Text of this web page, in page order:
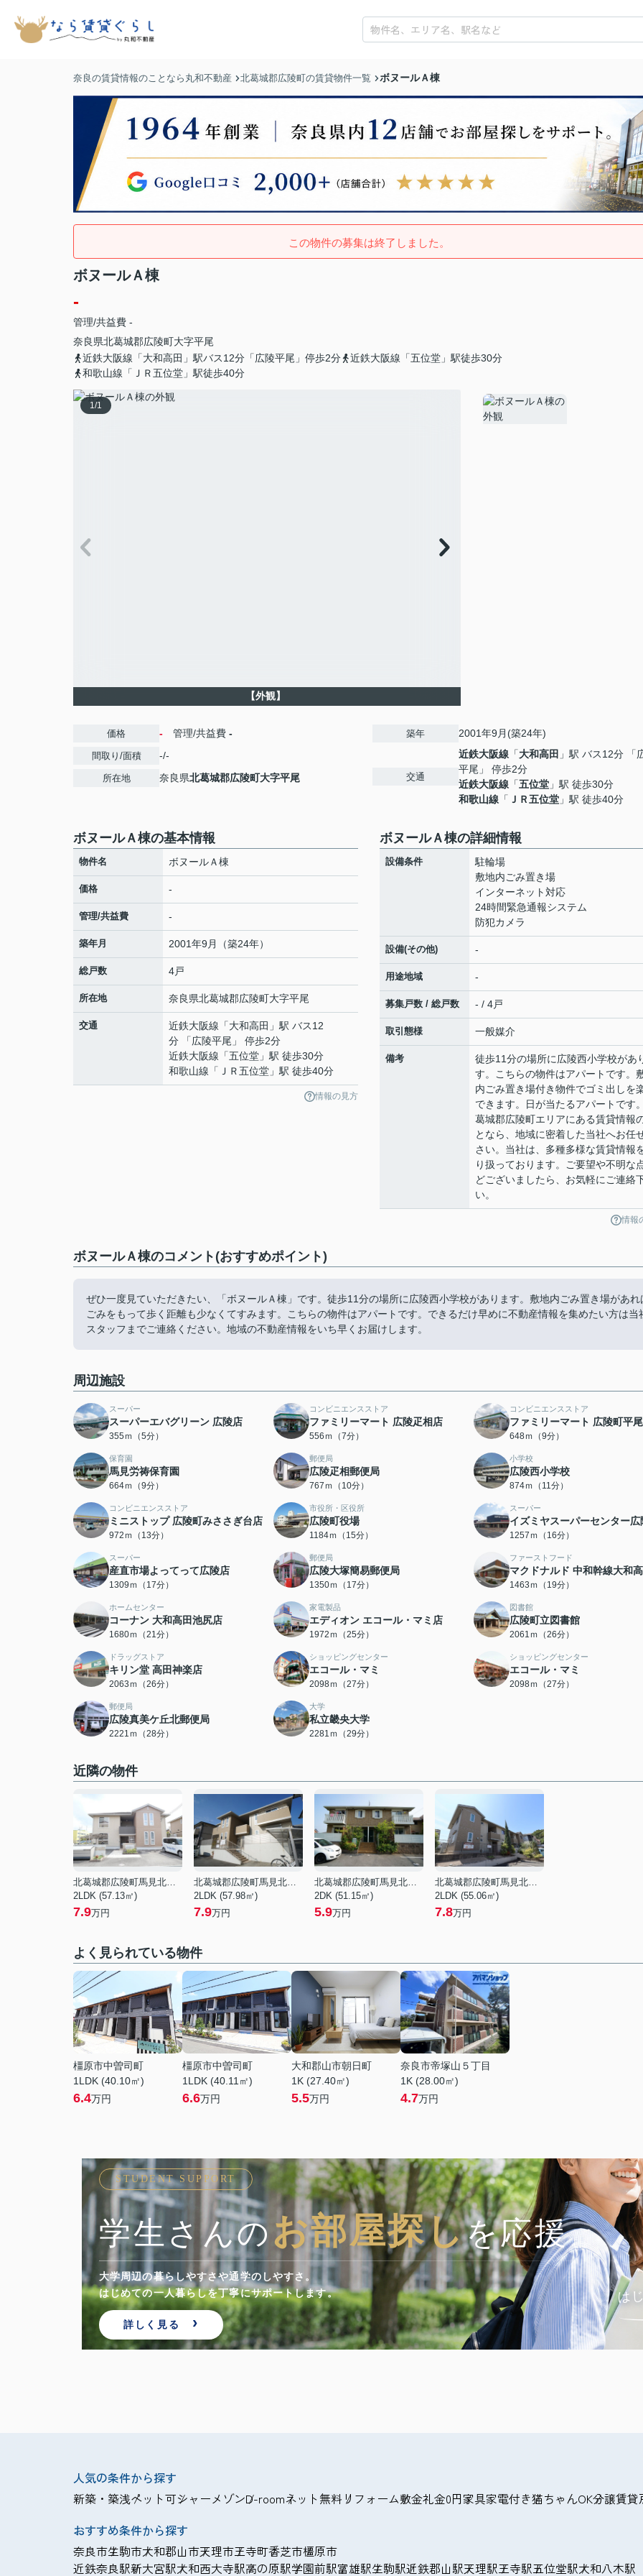
奈良の賃貸情報のことなら丸和不動産 北葛城郡広陵町の賃貸物件一覧 ボヌールＡ棟
この物件の募集は終了しました。
ボヌールＡ棟
-
管理/共益費 -
奈良県北葛城郡広陵町大字平尾
近鉄大阪線「大和高田」駅バス12分「広陵平尾」停歩2分
近鉄大阪線「五位堂」駅徒歩30分
和歌山線「ＪＲ五位堂」駅徒歩40分
1 /1
【外観】
価格 - 管理/共益費 -
間取り/面積 -/-
所在地 奈良県北葛城郡広陵町大字平尾
築年 2001年9月(築24年)
交通
近鉄大阪線 「大和高田 」駅 バス12分 「
平尾」 停歩2分
近鉄大阪線 「五位堂 」駅 徒歩30分
和歌山線 「 ＪＲ五位堂 」駅 徒歩40分
ボヌールＡ棟の基本情報
物件名 ボヌールＡ棟
価格 -
管理/共益費 -
築年月 2001年9月（築24年）
総戸数 4戸
所在地 奈良県北葛城郡広陵町大字平尾
交通 近鉄大阪線 「大和高田 」駅 バス12
分 「広陵平尾」 停歩2分
近鉄大阪線 「五位堂 」駅 徒歩30分
和歌山線 「 ＪＲ五位堂 」駅 徒歩40分
情報の見方
ボヌールＡ棟の詳細情報
設備条件
駐輪場
敷地内ごみ置き場
インターネット対応
24時間緊急通報システム
防犯カメラ
設備(その他) -
用途地域 -
募集戸数 / 総戸数 - / 4戸
取引態様 一般媒介
備考
徒歩11分の場所に広陵西小学校があ
す。こちらの物件はアパートです。
内ごみ置き場付き物件でゴミ出しを
できます。日が当たるアパートです
葛城郡広陵町エリアにある賃貸情報
となら、地域に密着した当社へお任
さい。当社は、多種多様な賃貸情報
り扱っております。ご要望や不明な
どございましたら、お気軽にご連絡
い。
情報
ボヌールＡ棟のコメント(おすすめポイント)
ぜひ一度見ていただきたい、「ボヌールＡ棟」です。徒歩11分の場所に広陵西小学校があります。敷地内ごみ置き場があれ
ごみをもって歩く距離も少なくてすみます。こちらの物件はアパートです。できるだけ早めに不動産情報を集めたい方は当
スタッフまでご連絡ください。地域の不動産情報をいち早くお届けします。
周辺施設
スーパー
スーパーエバグリーン 広陵店
355ｍ（5分）
コンビニエンスストア
ファミリーマート 広陵疋相店
556ｍ（7分）
コンビニエンスストア
ファミリーマート 広陵町平
648ｍ（9分）
保育園
馬見労祷保育園
664ｍ（9分）
郵便局
広陵疋相郵便局
767ｍ（10分）
小学校
広陵西小学校
874ｍ（11分）
コンビニエンスストア
ミニストップ 広陵町みささぎ台店
972ｍ（13分）
市役所・区役所
広陵町役場
1184ｍ（15分）
スーパー
イズミヤスーパーセンター広
1257ｍ（16分）
スーパー
産直市場よってって広陵店
1309ｍ（17分）
郵便局
広陵大塚簡易郵便局
1350ｍ（17分）
ファーストフード
マクドナルド 中和幹線大和
1463ｍ（19分）
ホームセンター
コーナン 大和高田池尻店
1680ｍ（21分）
家電製品
エディオン エコール・マミ店
1972ｍ（25分）
図書館
広陵町立図書館
2061ｍ（26分）
ドラッグストア
キリン堂 高田神楽店
2063ｍ（26分）
ショッピングセンター
エコール・マミ
2098ｍ（27分）
ショッピングセンター
エコール・マミ
2098ｍ（27分）
郵便局
広陵真美ケ丘北郵便局
2221ｍ（28分）
大学
私立畿央大学
2281ｍ（29分）
近隣の物件
2LDK (57.13㎡)
7.9万円
2LDK (57.98㎡)
7.9万円
2DK (51.15㎡)
5.9万円
2LDK (55.06㎡)
7.8万円
よく見られている物件
橿原市中曽司町
1LDK (40.10㎡)
6.4万円
橿原市中曽司町
1LDK (40.11㎡)
6.6万円
大和郡山市朝日町
1K (27.40㎡)
5.5万円
奈良市帝塚山５丁目
1K (28.00㎡)
4.7万円
STUDENT SUPPORT
学生さんの お部屋探しを応援
大学周辺の暮らしやすさや通学のしやすさ。
はじめての一人暮らしを丁寧にサポートします。
詳しく見る
は
人気の条件から探す
新築・築浅ペット可シャーメゾンD-roomネット無料 リフォーム敷金礼金0円家具家電付き猫ちゃんOK分譲賃貸
おすすめ条件から探す
奈良市生駒市大和郡山市天理市王寺町香芝市橿原市
近鉄奈良駅新大宮駅大和西大寺駅高の原駅学園前駅富雄駅生駒駅近鉄郡山駅天理駅王寺駅五位堂駅大和八木駅